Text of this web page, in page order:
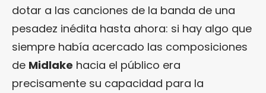
dotar a las canciones de la banda de una
pesadez inédita hasta ahora: si hay algo que
siempre había acercado las composiciones
de Midlake hacia el público era
precisamente su capacidad para la